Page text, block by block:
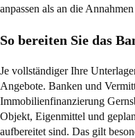
anpassen als an die
So bereiten Sie das
Je vollständiger Ihre
Angebote. Banken und
Immobilienfinanzierung
Objekt, Eigenmittel und
aufbereitet sind. Das gilt